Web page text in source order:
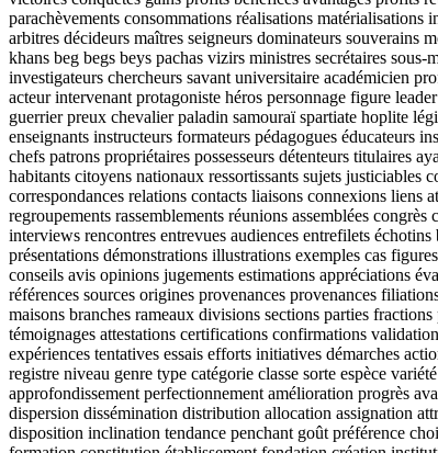
parachèvements consommations réalisations matérialisations
arbitres décideurs maîtres seigneurs dominateurs souverains
khans beg begs beys pachas vizirs ministres secrétaires
investigateurs chercheurs savant universitaire académicien
acteur intervenant protagoniste héros personnage figure
guerrier preux chevalier paladin samouraï spartiate hoplite
enseignants instructeurs formateurs pédagogues éducateurs
chefs patrons propriétaires possesseurs détenteurs titulaires
habitants citoyens nationaux ressortissants sujets justiciables
correspondances relations contacts liaisons connexions liens
regroupements rassemblements réunions assemblées
interviews rencontres entrevues audiences entrefilets
présentations démonstrations illustrations exemples cas
conseils avis opinions jugements estimations appréciations
références sources origines provenances provenances
maisons branches rameaux divisions sections parties
témoignages attestations certifications confirmations
expériences tentatives essais efforts initiatives démarches
registre niveau genre type catégorie classe sorte espèce
approfondissement perfectionnement amélioration progrès
dispersion dissémination distribution allocation assignation
disposition inclination tendance penchant goût préférence